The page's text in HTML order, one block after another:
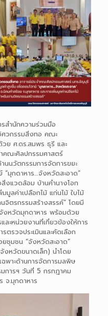
สำนักความร่วมมือ
ศวกรรมสิ่งทอ คณะ
ย ศ.ดร.สมพร ธุรี และ
คณะศิลปกรรมศาสตร์
นวัตกรรมการจัดการขยะ
มุกดาหาร…จังหวัดสะอาด”
งแวดล้อม บ้านคำนางโอก
มูลค่าเปลือกไม้ แก่นไม้ ใบไม้
จิตรกรรมสร้างสรรค์” โดยมี
หวัดมุกดาหาร พร้อมด้วย
ละหน่วยงานที่เกี่ยวข้องให้การ
ตรวจประเมินและคัดเลือก
ชุมชน “จังหวัดสะอาด”
หวัดขนาดเล็ก) นำโดย
พาะด้านการจัดการมลพิษ
การฯ วันที่ 5 กรกฎาคม
จ.มุกดาหาร